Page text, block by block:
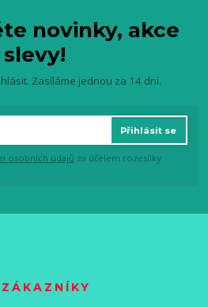
novinky, akce
slevy!
Zasíláme jednou za 14 dní.
Přihlásit se
osobních údajů za účelem rozesílky